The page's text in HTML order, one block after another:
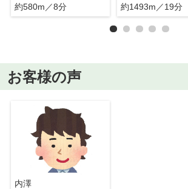
約580m／8分
約1493m／19分
お客様の声
内澤